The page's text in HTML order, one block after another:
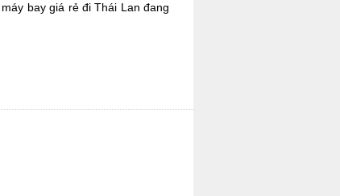
bay giá rẻ đi Thái Lan đang